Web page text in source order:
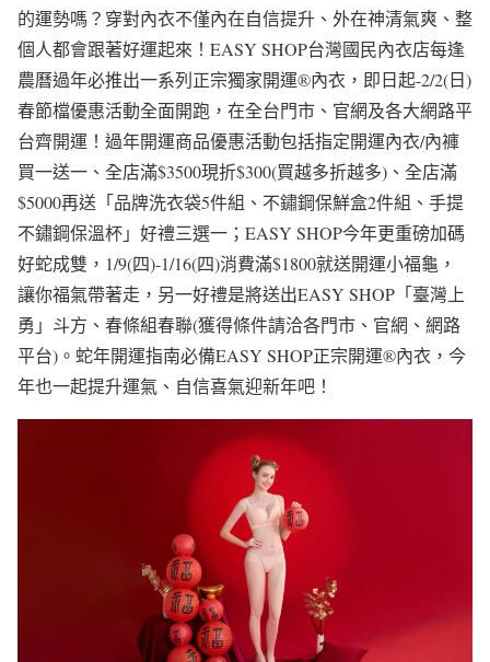
的運勢嗎？穿對內衣不僅內在自信提升、外在神清氣爽、整
個人都會跟著好運起來！EASY SHOP台灣國民內衣店每逢
農曆過年必推出一系列正宗獨家開運®內衣，即日起-2/2(日)
春節檔優惠活動全面開跑，在全台門市、官網及各大網路平
台齊開運！過年開運商品優惠活動包括指定開運內衣/內褲
買一送一、全店滿$3500現折$300(買越多折越多)、全店滿
$5000再送「品牌洗衣袋5件組、不鏽鋼保鮮盒2件組、手提
不鏽鋼保溫杯」好禮三選一；EASY SHOP今年更重磅加碼
好蛇成雙，1/9(四)-1/16(四)消費滿$1800就送開運小福龜，
讓你福氣帶著走，另一好禮是將送出EASY SHOP「臺灣上
勇」斗方、春條組春聯(獲得條件請洽各門市、官網、網路
平台)。蛇年開運指南必備EASY SHOP正宗開運®內衣，今
年也一起提升運氣、自信喜氣迎新年吧！